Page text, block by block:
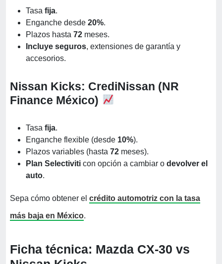
Tasa fija.
Enganche desde 20%.
Plazos hasta 72 meses.
Incluye seguros, extensiones de garantía y
accesorios.
Nissan Kicks: CrediNissan (NR
Finance México)
Tasa fija.
Enganche flexible (desde 10%).
Plazos variables (hasta 72 meses).
Plan Selectiviti con opción a cambiar o devolver el
auto.
Sepa cómo obtener el crédito automotriz con la tasa
más baja en México.
Ficha técnica: Mazda CX-30 vs